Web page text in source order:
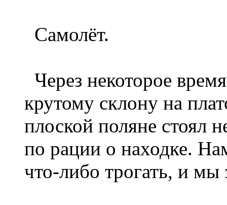
Самолёт.
Через некоторое
крутому склону на
плоской поляне стоял
по рации о находке.
что-либо трогать, и мы